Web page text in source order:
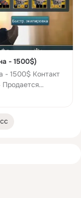
- 1500$)
- 1500$ Контакт